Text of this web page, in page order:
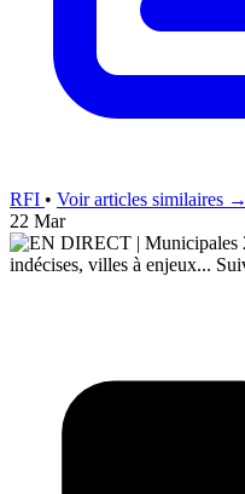
RFI • Voir articles similaires →
22 Mar